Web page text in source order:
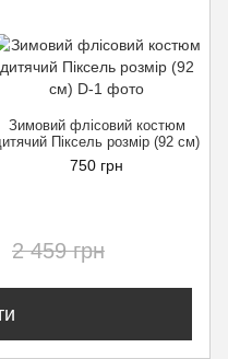
Зимовий флісовий костюм
Піксель розмір (92 см)
750 грн
2 459 грн